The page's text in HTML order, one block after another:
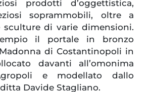
prodotti d’oggettistica,
soprammobili, oltre a
di varie dimensioni.
il portale in bronzo
di Costantinopoli in
davanti all’omonima
e modellato dallo
Davide Stagliano.